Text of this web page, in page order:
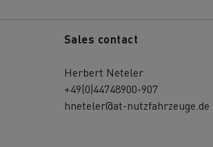
Sales contact
Herbert Neteler
+49(0)44748900-907
hneteler@at-nutzfahrzeuge.de